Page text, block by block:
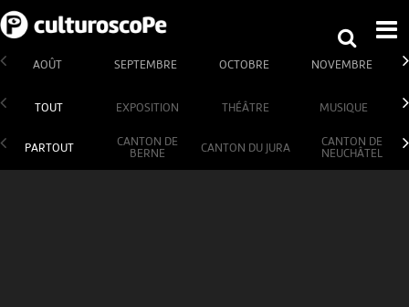
AOÛT SEPTEMBRE OCTOBRE NOVEMBRE
TOUT EXPOSITION THÉÂTRE MUSIQUE
PARTOUT
CANTON DE
BERNE
CANTON DU JURA
CANTON DE
NEUCHÂTEL